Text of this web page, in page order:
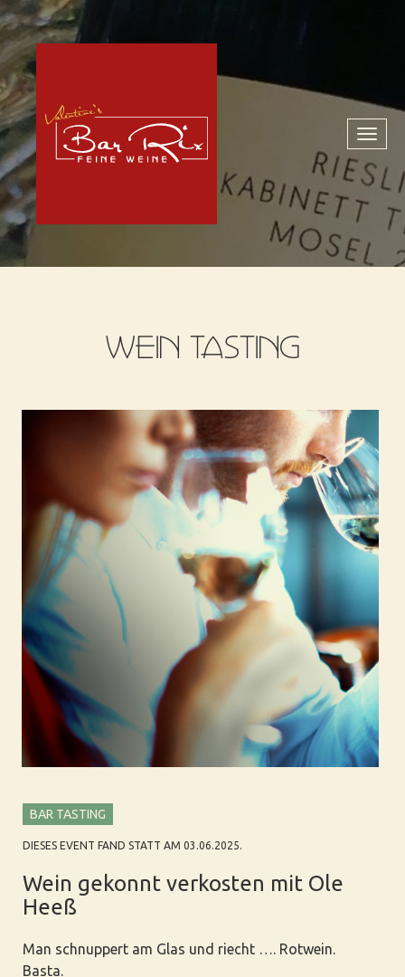
Toggle
WEIN TASTING
BAR TASTING
DIESES EVENT FAND STATT AM 03.06.2025.
Wein gekonnt verkosten mit Ole
Heeß
Man schnuppert am Glas und riecht …. Rotwein.
Basta.